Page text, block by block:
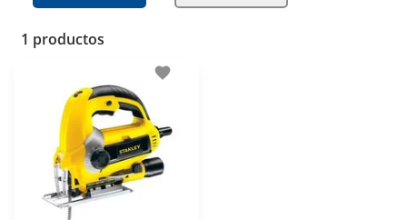
1 productos
favorite